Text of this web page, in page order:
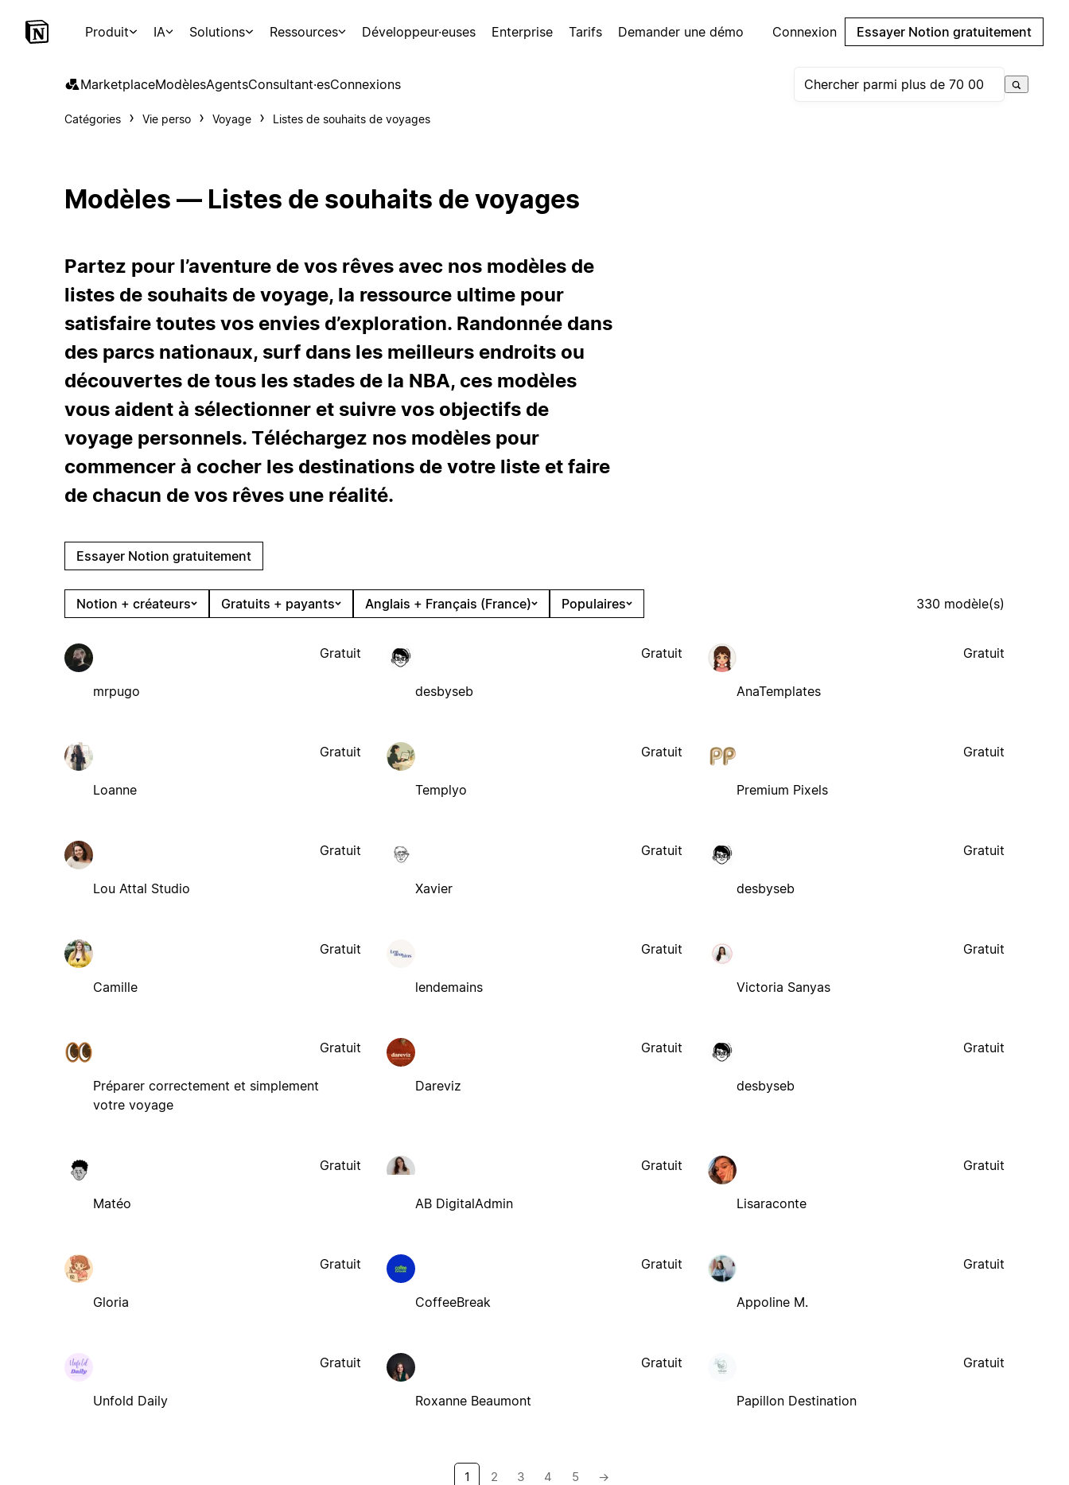
Produit IA Solutions Ressources Développeur·euses Enterprise Tarifs Demander une démo Connexion Essayer Notion gratuitement
MarketplaceModèlesAgentsConsultant·esConnexions
Catégories Vie perso Voyage Listes de souhaits de voyages
Modèles — Listes de souhaits de voyages
Partez pour l’aventure de vos rêves avec nos modèles de
listes de souhaits de voyage, la ressource ultime pour
satisfaire toutes vos envies d’exploration. Randonnée dans
des parcs nationaux, surf dans les meilleurs endroits ou
découvertes de tous les stades de la NBA, ces modèles
vous aident à sélectionner et suivre vos objectifs de
voyage personnels. Téléchargez nos modèles pour
commencer à cocher les destinations de votre liste et faire
de chacun de vos rêves une réalité.
Essayer Notion gratuitement
Notion + créateurs Gratuits + payants Anglais + Français (France) Populaires 330 modèle(s)
mrpugo
Gratuit
desbyseb
Gratuit
AnaTemplates
Gratuit
Loanne
Gratuit
Templyo
Gratuit
Premium Pixels
Gratuit
Lou Attal Studio
Gratuit
Xavier
Gratuit
desbyseb
Gratuit
Camille
Gratuit
lendemains
Gratuit
Victoria Sanyas
Gratuit
Préparer correctement et simplement
votre voyage
Gratuit
Dareviz
Gratuit
desbyseb
Gratuit
Matéo
Gratuit
AB DigitalAdmin
Gratuit
Lisaraconte
Gratuit
Gloria
Gratuit
CoffeeBreak
Gratuit
Appoline M.
Gratuit
Unfold Daily
Gratuit
Roxanne Beaumont
Gratuit
Papillon Destination
Gratuit
1 2 3 4 5 →